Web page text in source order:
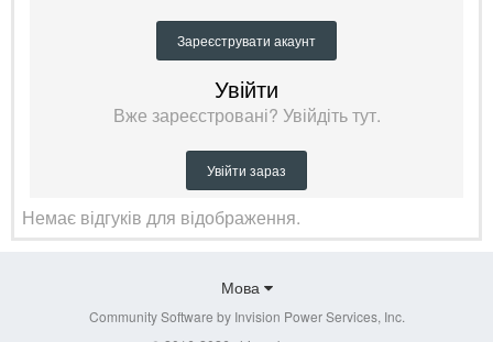
Зареєструвати акаунт
Увійти
Вже зареєстровані? Увійдіть тут.
Увійти зараз
Немає відгуків для відображення.
Мова
Community Software by Invision Power Services, Inc.